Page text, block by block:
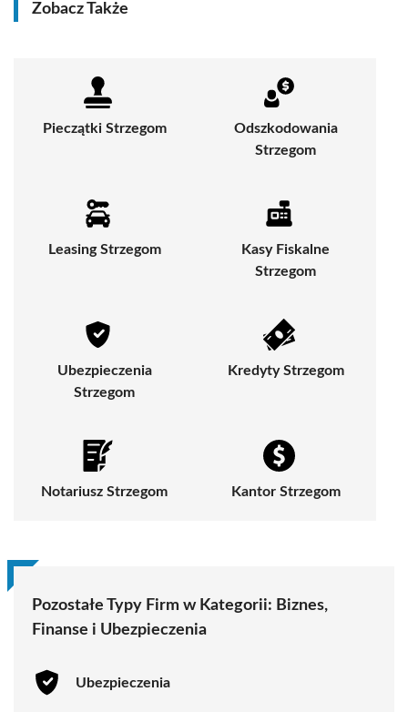
Zobacz Także
Pieczątki Strzegom
Odszkodowania
Strzegom
Leasing Strzegom
Kasy Fiskalne
Strzegom
Ubezpieczenia
Strzegom
Kredyty Strzegom
Notariusz Strzegom Kantor Strzegom
Pozostałe Typy Firm w Kategorii: Biznes,
Finanse i Ubezpieczenia
Ubezpieczenia